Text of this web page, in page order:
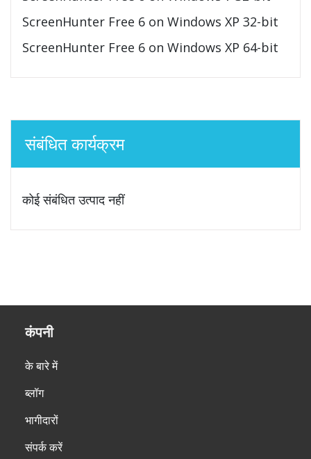
ScreenHunter Free 6 on Windows XP 32-bit
ScreenHunter Free 6 on Windows XP 64-bit
संबंधित कार्यक्रम
कोई संबंधित उत्पाद नहीं
कंपनी
के बारे में
ब्लॉग
भागीदारों
संपर्क करें